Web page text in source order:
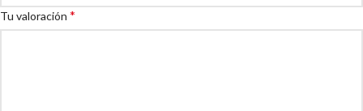
Tu valoración *